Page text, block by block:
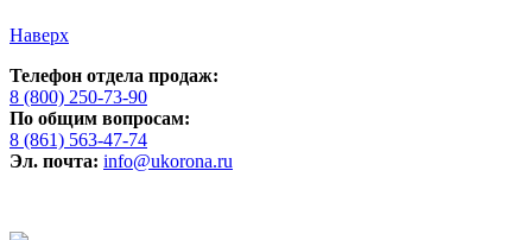
Наверх
Телефон отдела продаж:
8 (800) 250-73-90
По общим вопросам:
8 (861) 563-47-74
Эл. почта: info@ukorona.ru